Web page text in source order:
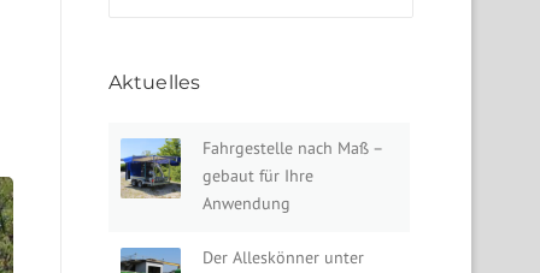
Aktuelles
Fahrgestelle nach Maß –
gebaut für Ihre
Anwendung
Der Alleskönner unter